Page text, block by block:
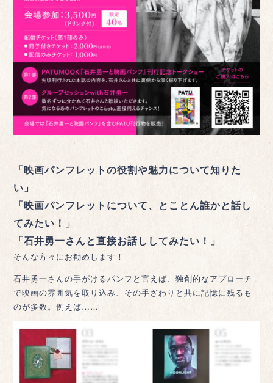
「映画パンフレットの役割や魅力について知りた
い」
「映画パンフレットについて、とことん誰かと話し
てみたい！」
「石井勇一さんと直接お話ししてみたい！」
そんな方々にお勧めします！
石井勇一さんの手がけるパンフと言えば、独創的なアプローチ
で映画の雰囲気を取り込み、その手ざわりと共に記憶に残るも
のが多数。例えば……